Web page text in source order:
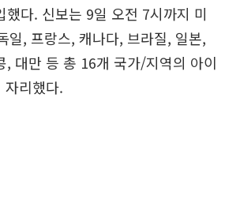
했다. 신보는 9일 오전 7시까지 미
일, 프랑스, 캐나다, 브라질, 일본,
, 대만 등 총 16개 국가/지역의 아이
자리했다.